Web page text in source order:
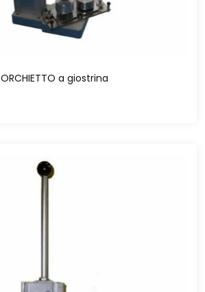
a giostrina